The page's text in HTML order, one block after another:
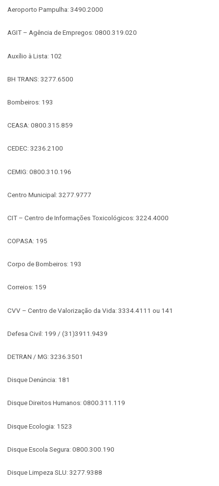
Aeroporto Pampulha: 3490.2000
AGIT – Agência de Empregos: 0800.319.020
Auxílio à Lista: 102
BH TRANS: 3277.6500
Bombeiros: 193
CEASA: 0800.315.859
CEDEC: 3236.2100
CEMIG: 0800.310.196
Centro Municipal: 3277.9777
CIT – Centro de Informações Toxicológicos: 3224.4000
COPASA: 195
Corpo de Bombeiros: 193
Correios: 159
CVV – Centro de Valorização da Vida: 3334.4111 ou 141
Defesa Civil: 199 / (31)3911.9439
DETRAN / MG: 3236.3501
Disque Denúncia: 181
Disque Direitos Humanos: 0800.311.119
Disque Ecologia: 1523
Disque Escola Segura: 0800.300.190
Disque Limpeza SLU: 3277.9388